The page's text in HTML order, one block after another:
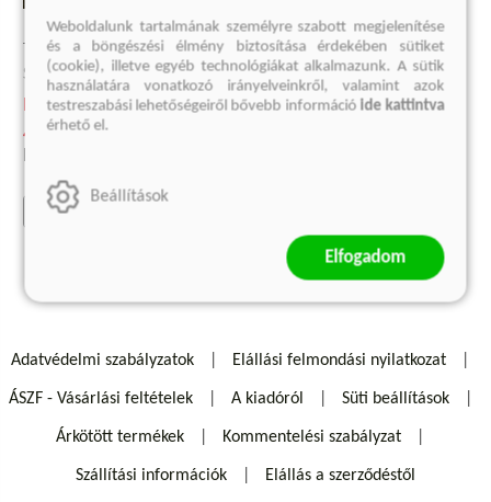
JANCSI ÉS JULISKA
Stephen King
Kötött ár:
4 499 Ft
Eredeti ár:
kosárba
Adatvédelmi szabályzatok Elállási felmondási nyilatkozat
ÁSZF - Vásárlási feltételek A kiadóról Süti beállítások
Árkötött termékek Kommentelési szabályzat
Szállítási információk Elállás a szerződéstől
Weboldalunk tartalmának személyre szabott megjelenítése
és a böngészési élmény biztosítása érdekében sütiket
(cookie), illetve egyéb technológiákat alkalmazunk. A sütik
használatára vonatkozó irányelveinkről, valamint azok
testreszabási lehetőségeiről bővebb információ ide kattintva
érhető el.
Beállítások
Elfogadom